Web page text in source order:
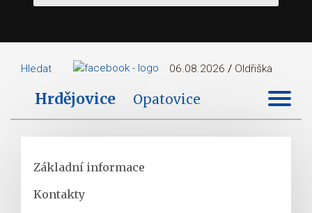
Hrdějovice Opatovice
Hledat 06.08.2026/ Oldřiška
Základní informace
Kontakty